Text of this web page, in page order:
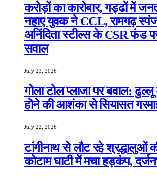
करोड़ों का कारोबार, गड्ढों में
नहाए युवक ने CCL, रामगढ़
अनिंदिता स्टील्स के CSR फंड
सवाल
July 23, 2026
गोला टोल प्लाजा पर बवाल:
होने की आशंका से सियासत
July 22, 2026
टांगीनाथ से लौट रहे श्रद्धालुओं
कोटाम घाटी में मचा हड़कंप,